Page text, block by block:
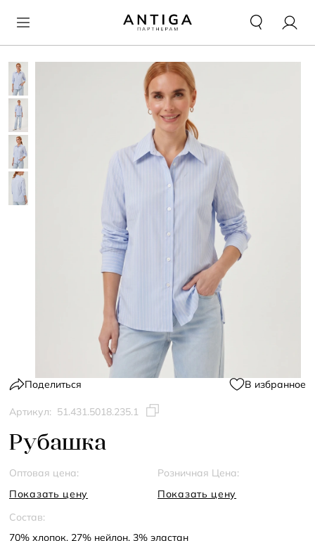
Поделиться В избранное
Артикул: 51.431.5018.235.1
Рубашка
Оптовая цена:
Показать цену
Розничная Цена:
Показать цену
Состав:
70% хлопок, 27% нейлон, 3% эластан